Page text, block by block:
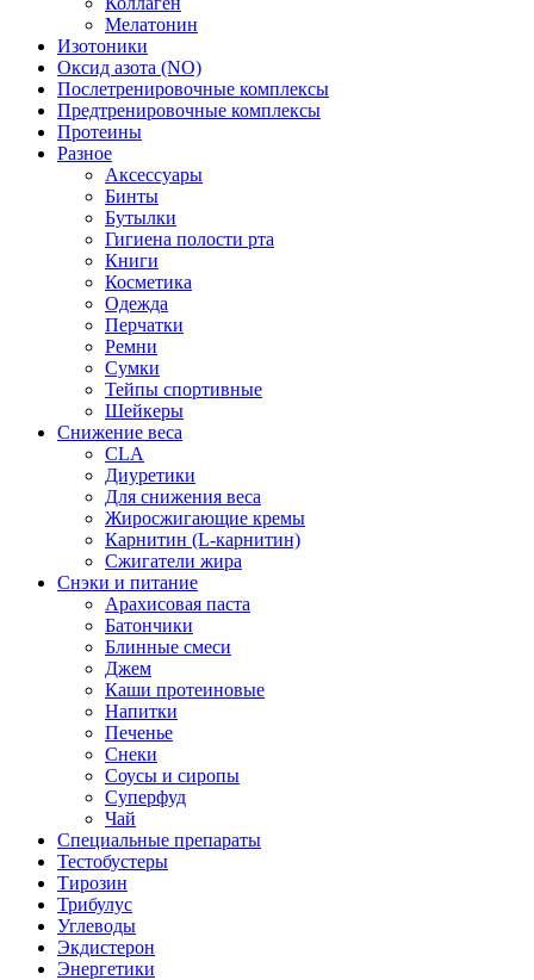
Мелатонин
Изотоники
Оксид азота (NO)
Послетренировочные комплексы
Предтренировочные комплексы
Протеины
Разное
Аксессуары
Бинты
Бутылки
Гигиена полости рта
Книги
Косметика
Одежда
Перчатки
Ремни
Сумки
Тейпы спортивные
Шейкеры
Снижение веса
CLA
Диуретики
Для снижения веса
Жиросжигающие кремы
Карнитин (L-карнитин)
Сжигатели жира
Снэки и питание
Арахисовая паста
Батончики
Блинные смеси
Джем
Каши протеиновые
Напитки
Печенье
Снеки
Соусы и сиропы
Суперфуд
Чай
Специальные препараты
Тестобустеры
Тирозин
Трибулус
Углеводы
Экдистерон
Энергетики